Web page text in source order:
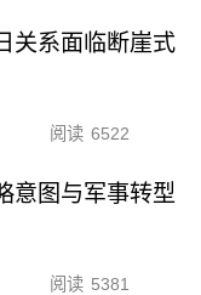
关系面临断崖式
阅读 6522
意图与军事转型
阅读 5381